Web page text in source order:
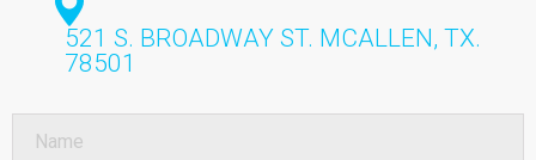
521 S. BROADWAY ST. MCALLEN, TX.
78501